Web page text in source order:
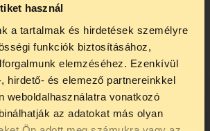
használ
a tartalmak és hirdetések személyre
funkciók biztosításához,
elemzéséhez. Ezenkívül
hirdető- és elemező partnereinkkel
weboldalhasználatra vonatkozó
az adatokat más olyan
és például a tömeg
gyerekek az
videókban. Nem
ha központi elemként
gyermeket a közösségi
anyagokban
eljuttatására, politikai